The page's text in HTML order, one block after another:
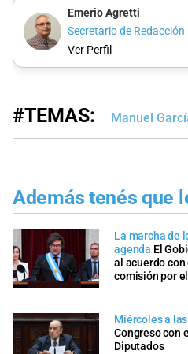
Emerio Agretti
Secretario de Redacción
Ver Perfil
#TEMAS: Manuel
Además tenés que
La marcha de
agenda El
al acuerdo con
comisión por
Miércoles a
Congreso con
Diputados